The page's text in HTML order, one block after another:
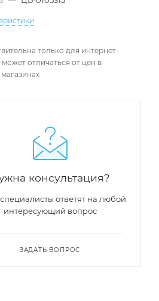
только для интернет-
может отличаться от цен в
консультация?
ответят на любой
интересующий вопрос
ЗАДАТЬ ВОПРОС